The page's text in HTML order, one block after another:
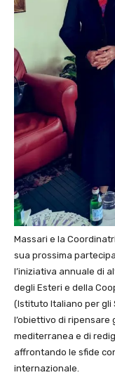
Massari e la
sua prossima
l’iniziativa annuale di
degli Esteri e della
(Istituto Italiano per gli
l’obiettivo di ripensare
mediterranea e di
affrontando le sfide
internazionale.